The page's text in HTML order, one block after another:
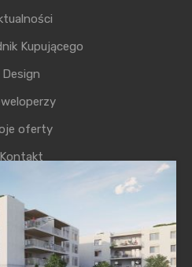
Kupującego
Design
oferty
Kontakt
wpisy